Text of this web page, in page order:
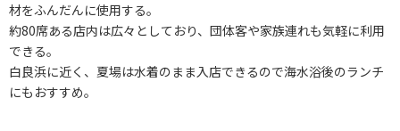
材をふんだんに使用する。
約80席ある店内は広々としており、団体客や家族連れも気軽に利用
できる。
白良浜に近く、夏場は水着のまま入店できるので海水浴後のランチ
にもおすすめ。